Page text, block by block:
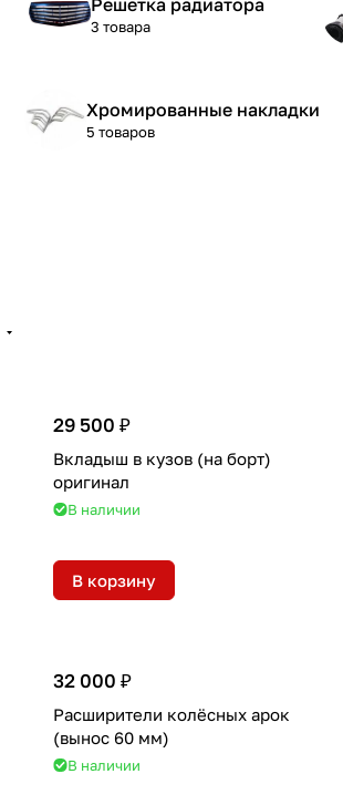
3 товара
Хромированные накладки
5 товаров
29 500 ₽
Вкладыш в кузов (на борт)
оригинал
В наличии
В корзину
32 000 ₽
Расширители колёсных арок
(вынос 60 мм)
В наличии